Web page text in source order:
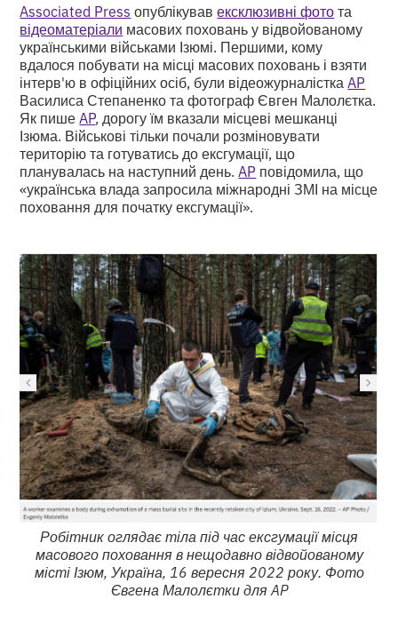
Associated Press опублікувавексклюзивні фотота
відеоматеріали масових поховань у відвойованому
українськими військами Ізюмі. Першими, кому
вдалося побувати на місці масових поховань і взяти
інтерв'ю в офіційних осіб, були відеожурналісткаAP
Василиса Степаненко та фотограф Євген Малолєтка.
Як пишеAP, дорогу їм вказали місцеві мешканці
Ізюма. Військові тільки почали розміновувати
територію та готуватись до ексгумації, що
планувалась на наступний день.AP повідомила, що
«українська влада запросила міжнародні ЗМІ на місце
поховання для початку ексгумації».
Робітник оглядає тіла під час ексгумації місця
масового поховання в нещодавно відвойованому
місті Ізюм, Україна, 16 вересня 2022 року. Фото
Євгена Малолєтки для AP